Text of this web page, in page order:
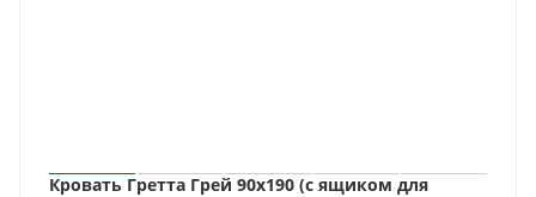
Кровать Гретта Грей 90х190 (c ящиком для